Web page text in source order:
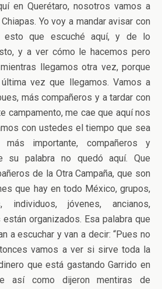
en Querétaro, nosotros vamos a
Yo voy a mandar avisar con
esto que escuché aquí, y de lo
y a ver cómo le hacemos pero
llegamos otra vez, porque
vez que llegamos. Vamos a
más compañeros y a tardar con
campamento, me cae que aquí nos
con ustedes el tiempo que sea
importante, compañeros y
su palabra no quedó aquí. Que
de la Otra Campaña, que son
que hay en todo México, grupos,
individuos, jóvenes, ancianos,
organizados. Esa palabra que
a escuchar y van a decir: “Pues no
vamos a ver si sirve toda la
que está gastando Garrido en
así como dijeron mentiras de